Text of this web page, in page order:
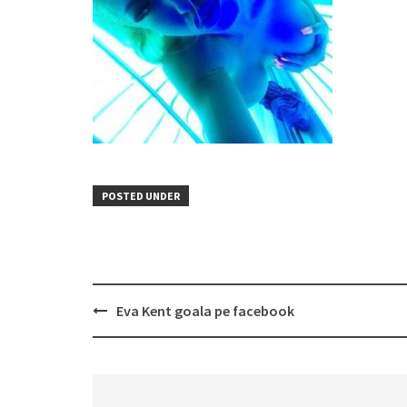
POSTED UNDER
PostEva Kent goala pe facebook